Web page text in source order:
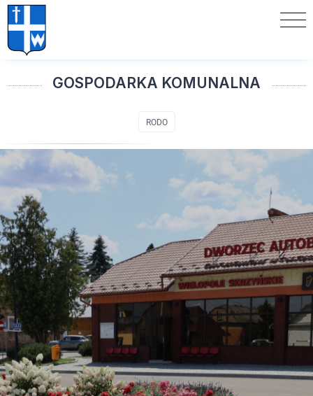
GOSPODARKA KOMUNALNA
RODO